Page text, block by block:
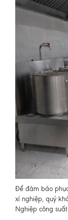
Để đảm bảo
xí nghiệp, quý
Nghiệp công